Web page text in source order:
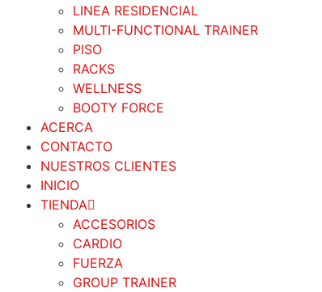
LINEA RESIDENCIAL
MULTI-FUNCTIONAL TRAINER
PISO
RACKS
WELLNESS
BOOTY FORCE
ACERCA
CONTACTO
NUESTROS CLIENTES
INICIO
TIENDA
ACCESORIOS
CARDIO
FUERZA
GROUP TRAINER